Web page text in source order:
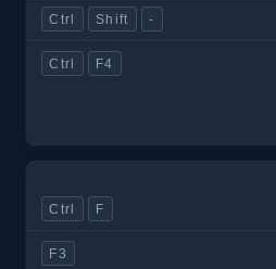
Ctrl Shift -
Ctrl F4
Ctrl F
F3